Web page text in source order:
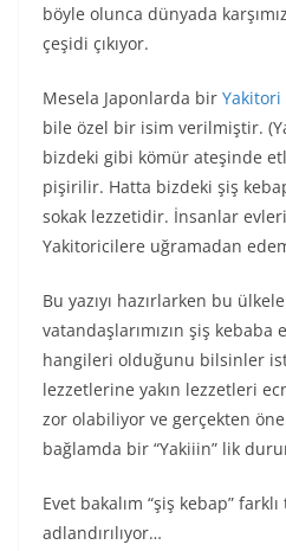
böyle olunca dünyada
çeşidi çıkıyor.
Mesela Japonlarda bir Yakitori
bile özel bir isim verilmiştir.
bizdeki gibi kömür ateşinde
pişirilir. Hatta bizdeki şiş
sokak lezzetidir. İnsanlar
Yakitoricilere uğramadan
Bu yazıyı hazırlarken bu
vatandaşlarımızın şiş kebaba
hangileri olduğunu bilsinler
lezzetlerine yakın lezzetleri
zor olabiliyor ve gerçekten
bağlamda bir “Yakiiin” lik
Evet bakalım “şiş kebap”
adlandırılıyor…